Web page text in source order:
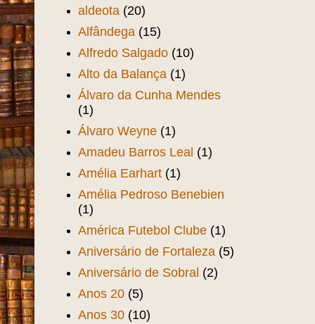
aldeota (20)
Alfândega (15)
Alfredo Salgado (10)
Alto da Balança (1)
Álvaro da Cunha Mendes
(1)
Álvaro Weyne (1)
Amadeu Barros Leal (1)
Amélia Earhart (1)
Amélia Pedroso Benebien
(1)
América Futebol Clube (1)
Aniversário de Fortaleza (5)
Aniversário de Sobral (2)
Anos 20 (5)
Anos 30 (10)